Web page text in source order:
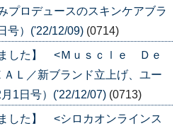
プロデュースのスキンケアブラ
号）('22/12/09) (0714)
した】 <Ｍｕｓｃｌｅ Ｄｅ
Ｌ／新ブランド立上げ、ユー
1日号）('22/12/07) (0713)
した】 <シロカオンラインス